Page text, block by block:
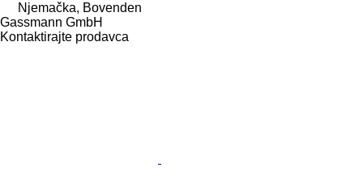
Njemačka, Bovenden
Gassmann GmbH
Kontaktirajte prodavca